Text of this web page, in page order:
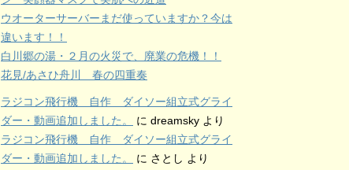
ウオーターサーバーまだ使っていますか？今は
違います！！
白川郷の湯・２月の火災で、廃業の危機！！
花見/あさひ舟川 春の四重奏
ラジコン飛行機 自作 ダイソー組立式グライ
ダー・動画追加しました。
に dreamsky より
ラジコン飛行機 自作 ダイソー組立式グライ
ダー・動画追加しました。
に さとし より